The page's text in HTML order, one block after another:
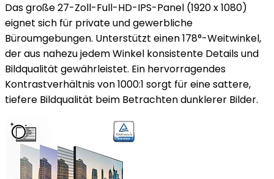
Das große 27-Zoll-Full-HD-IPS-Panel (1920 x 1080)
eignet sich für private und gewerbliche
Büroumgebungen. Unterstützt einen 178°-Weitwinkel,
der aus nahezu jedem Winkel konsistente Details und
Bildqualität gewährleistet. Ein hervorragendes
Kontrastverhältnis von 1000:1 sorgt für eine sattere,
tiefere Bildqualität beim Betrachten dunklerer Bilder.